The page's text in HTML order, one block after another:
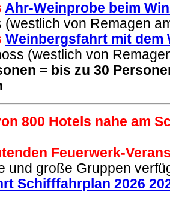
Ahr-Weinprobe beim
(westlich von Remagen
Weinbergsfahrt mit dem
(westlich von
= bis zu 30
800 Hotels nahe am
Feuerwerk-
und große Gruppen
Schifffahrplan 2026